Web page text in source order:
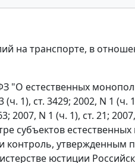
на транспорте, в
"О естественных
1), ст. 3429; 2002, N 1 (ч.
2007, N 1 (ч. 1), ст. 21;
субъектов
контроль, утвержденным
юстиции